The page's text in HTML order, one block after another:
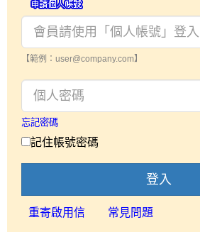
【範例：user@company.com】
忘記密碼
記住帳號密碼
登入
重寄啟用信 常見問題